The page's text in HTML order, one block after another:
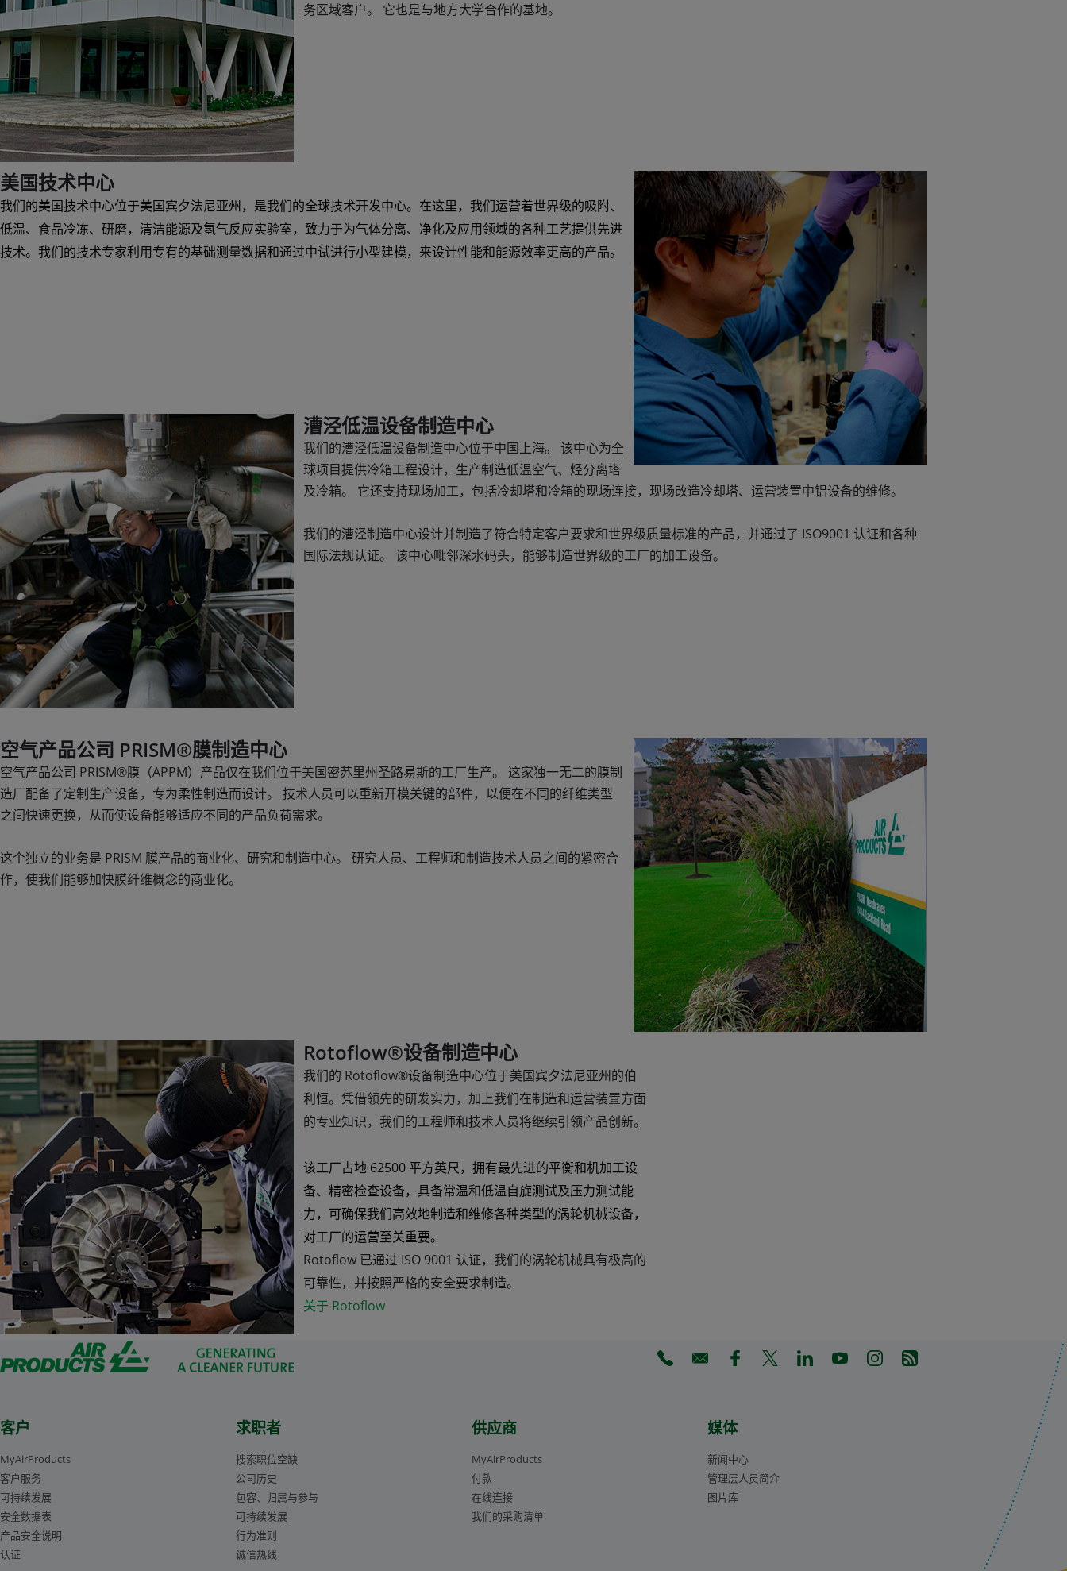
务区域客户。 它也是与地方大学合作的基地。
美国技术中心
我们的美国技术中心位于美国宾夕法尼亚州，是我们的全球技术开发中心。在这里，我们运营着世界级的吸附、
低温、食品冷冻、研磨，清洁能源及氢气反应实验室，致力于为气体分离、净化及应用领域的各种工艺提供先进
技术。我们的技术专家利用专有的基础测量数据和通过中试进行小型建模，来设计性能和能源效率更高的产品。
漕泾低温设备制造中心
我们的漕泾低温设备制造中心位于中国上海。 该中心为全
球项目提供冷箱工程设计，生产制造低温空气、烃分离塔
及冷箱。 它还支持现场加工，包括冷却塔和冷箱的现场连接，现场改造冷却塔、运营装置中铝设备的维修。
我们的漕泾制造中心设计并制造了符合特定客户要求和世界级质量标准的产品，并通过了 ISO9001 认证和各种
国际法规认证。 该中心毗邻深水码头，能够制造世界级的工厂的加工设备。
空气产品公司 PRISM®膜制造中心
空气产品公司 PRISM®膜（APPM）产品仅在我们位于美国密苏里州圣路易斯的工厂生产。 这家独一无二的膜制
造厂配备了定制生产设备，专为柔性制造而设计。 技术人员可以重新开模关键的部件，以便在不同的纤维类型
之间快速更换，从而使设备能够适应不同的产品负荷需求。
这个独立的业务是 PRISM 膜产品的商业化、研究和制造中心。 研究人员、工程师和制造技术人员之间的紧密合
作，使我们能够加快膜纤维概念的商业化。
Rotoflow®设备制造中心
我们的 Rotoflow®设备制造中心位于美国宾夕法尼亚州的伯
利恒。凭借领先的研发实力，加上我们在制造和运营装置方面
的专业知识，我们的工程师和技术人员将继续引领产品创新。
该工厂占地 62500 平方英尺，拥有最先进的平衡和机加工设
备、精密检查设备，具备常温和低温自旋测试及压力测试能
力，可确保我们高效地制造和维修各种类型的涡轮机械设备，
对工厂的运营至关重要。
Rotoflow 已通过 ISO 9001 认证，我们的涡轮机械具有极高的
可靠性，并按照严格的安全要求制造。
关于 Rotoflow
(Opens in a new tab)
(Opens in a new tab)
(Opens in a new tab)
(Opens in a new tab)
(Opens in a new tab)
(Opens in a new tab)
(Opens in a new tab)
(Opens in a new tab)
客户
MyAirProducts
客户服务
可持续发展
安全数据表
产品安全说明
认证
求职者
搜索职位空缺
公司历史
包容、归属与参与
可持续发展
行为准则
诚信热线
供应商
MyAirProducts
付款
在线连接
我们的采购清单
媒体
新闻中心
管理层人员简介
图片库